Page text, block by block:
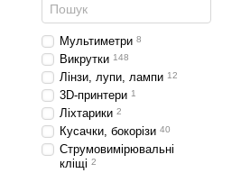
Мультиметри 8
Викрутки 148
Лінзи, лупи, лампи 12
3D-принтери 1
Ліхтарики 2
Кусачки, бокорізи 40
Струмовимірювальні
кліщі 2